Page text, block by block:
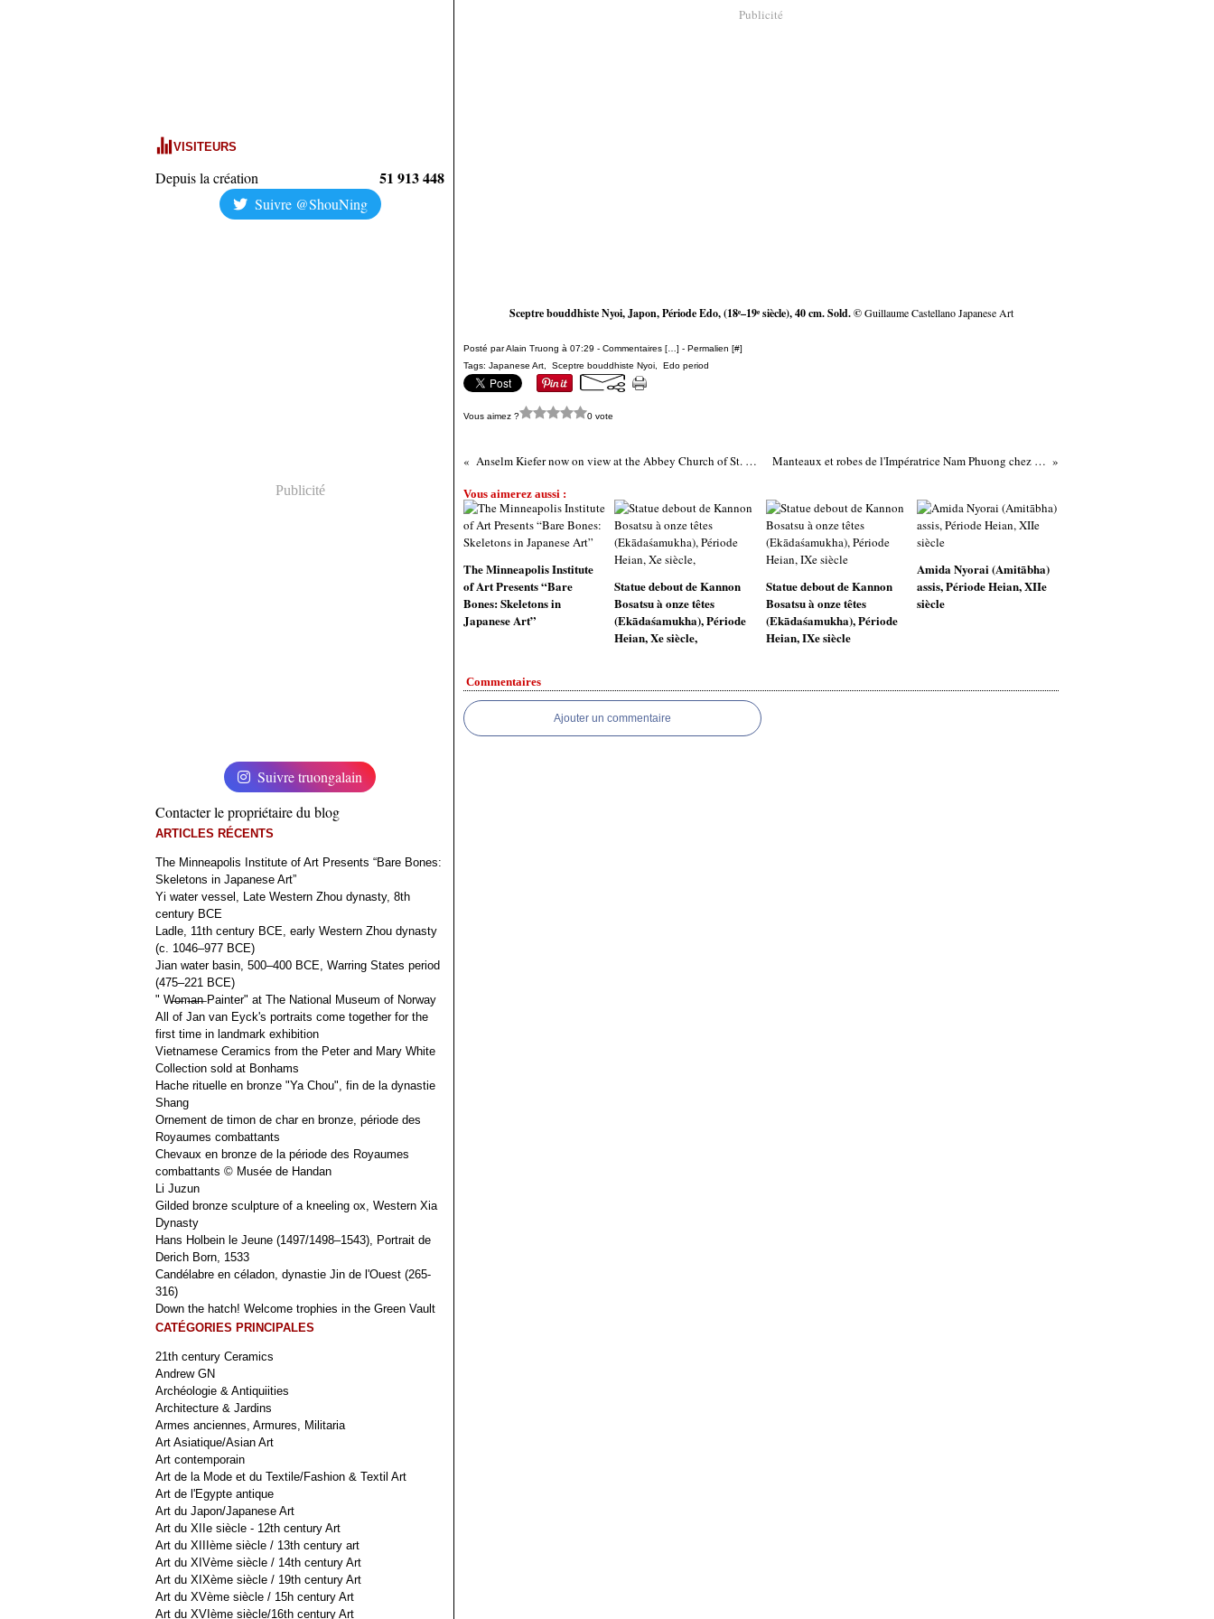
VISITEURS
Depuis la création 51 913 448
Suivre @ShouNing
Publicité
Suivre truongalain
Contacter le propriétaire du blog
ARTICLES RÉCENTS
The Minneapolis Institute of Art Presents “Bare Bones:
Skeletons in Japanese Art”
Yi water vessel, Late Western Zhou dynasty, 8th
century BCE
Ladle, 11th century BCE, early Western Zhou dynasty
(c. 1046–977 BCE)
Jian water basin, 500–400 BCE, Warring States period
(475–221 BCE)
" W̶o̶m̶a̶n̶ Painter" at The National Museum of Norway
All of Jan van Eyck's portraits come together for the
first time in landmark exhibition
Vietnamese Ceramics from the Peter and Mary White
Collection sold at Bonhams
Hache rituelle en bronze "Ya Chou", fin de la dynastie
Shang
Ornement de timon de char en bronze, période des
Royaumes combattants
Chevaux en bronze de la période des Royaumes
combattants © Musée de Handan
Li Juzun
Gilded bronze sculpture of a kneeling ox, Western Xia
Dynasty
Hans Holbein le Jeune (1497/1498–1543), Portrait de
Derich Born, 1533
Candélabre en céladon, dynastie Jin de l'Ouest (265-
316)
Down the hatch! Welcome trophies in the Green Vault
CATÉGORIES PRINCIPALES
21th century Ceramics
Andrew GN
Archéologie & Antiquiities
Architecture & Jardins
Armes anciennes, Armures, Militaria
Art Asiatique/Asian Art
Art contemporain
Art de la Mode et du Textile/Fashion & Textil Art
Art de l'Egypte antique
Art du Japon/Japanese Art
Art du XIIe siècle - 12th century Art
Art du XIIIème siècle / 13th century art
Art du XIVème siècle / 14th century Art
Art du XIXème siècle / 19th century Art
Art du XVème siècle / 15h century Art
Art du XVIème siècle/16th century Art
Publicité
Sceptre bouddhiste Nyoi, Japon, Période Edo, (18ᵉ–19ᵉ siècle), 40 cm. Sold. ©Guillaume Castellano Japanese Art
Posté par Alain Truong à 07:29 - Commentaires [ ] - Permalien [#]
Tags: Japanese Art Sceptre bouddhiste Nyoi Edo period
Vous aimez ? 0 vote
Anselm Kiefer now on view at the Abbey Church of St. Peter in Salzburg Manteaux et robes de l'Impératrice Nam Phuong chez Delon-Hoebanx
Vous aimerez aussi :
The Minneapolis Institute
of Art Presents “Bare
Bones: Skeletons in
Japanese Art”
Statue debout de Kannon
Bosatsu à onze têtes
(Ekādaśamukha), Période
Heian, Xe siècle,
Statue debout de Kannon
Bosatsu à onze têtes
(Ekādaśamukha), Période
Heian, IXe siècle
Amida Nyorai (Amitābha)
assis, Période Heian, XIIe
siècle
Commentaires
Ajouter un commentaire